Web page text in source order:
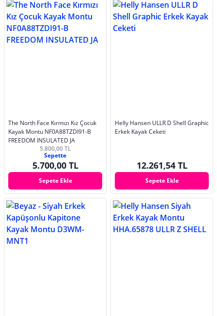
The North Face Kırmızı Kız Çocuk
Kayak Montu NF0A88TZDI91-B
FREEDOM INSULATED JA
5.800,00 TL
Sepette
5.700,00 TL
Sepete Ekle
Helly Hansen ULLR D Shell Graphic
Erkek Kayak Ceketi
12.261,54 TL
Sepete Ekle